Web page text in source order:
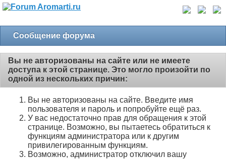
Сообщение форума
Вы не авторизованы на сайте или не имеете
доступа к этой странице. Это могло произойти по
одной из нескольких причин:
Вы не авторизованы на сайте. Введите имя
пользователя и пароль и попробуйте ещё раз.
У вас недостаточно прав для обращения к этой
странице. Возможно, вы пытаетесь обратиться к
функциям администратора или к другим
привилегированным функциям.
Возможно, администратор отключил вашу